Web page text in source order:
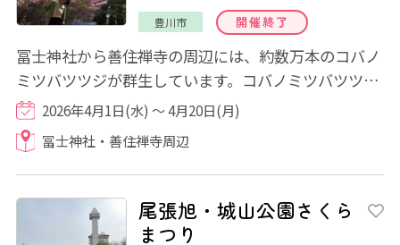
豊川市 開催終了
冨士神社から善住禅寺の周辺には、約数万本のコバノ
ミツバツツジが群生しています。コバノミツバツツジ
が見頃になると辺り一帯を薄紫色に染め上げ...
2026年4月1日(水) ～ 4月20日(月)
冨士神社・善住禅寺周辺
尾張旭・城山公園さくら
まつり